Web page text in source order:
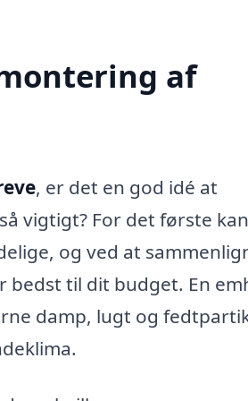
af
, er det en god idé at
vigtigt? For det første kan
og ved at
bedst til dit budget. En
damp, lugt og